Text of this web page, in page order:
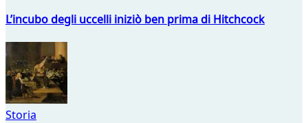
L’incubo degli uccelli iniziò ben prima di Hitchcock
Storia